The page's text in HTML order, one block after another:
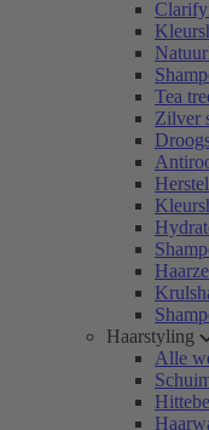
Tea
Zilver
Haarstyling
Alle